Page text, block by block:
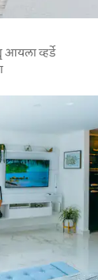
आयला व्हर्डे